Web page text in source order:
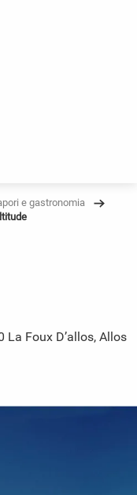
e gastronomia
La Foux D’allos, Allos